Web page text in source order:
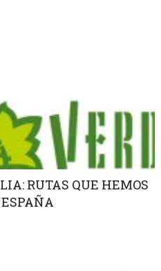
RUTAS QUE HEMOS